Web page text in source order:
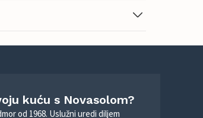
kuću s Novasolom?
od 1968. Uslužni uredi diljem